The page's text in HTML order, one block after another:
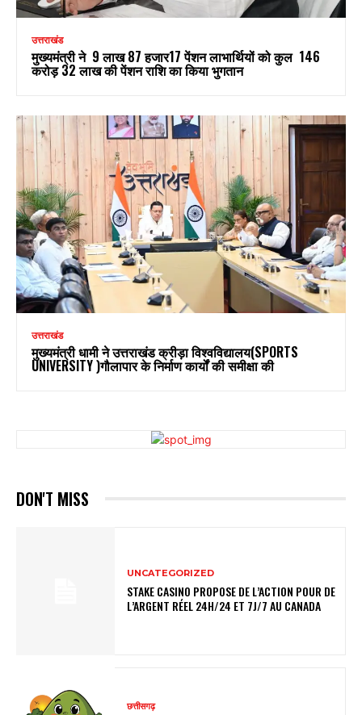
उत्तराखंड
मुख्यमंत्री ने 9 लाख 87 हजार17 पेंशन लाभार्थियों को कुल ₹ 146
करोड़ 32 लाख की पेंशन राशि का किया भुगतान
उत्तराखंड
मुख्यमंत्री धामी ने उत्तराखंड क्रीड़ा विश्वविद्यालय(SPORTS
UNIVERSITY )गौलापार के निर्माण कार्यों की समीक्षा की
DON'T MISS
UNCATEGORIZED
STAKE CASINO PROPOSE DE L’ACTION POUR DE
L’ARGENT RÉEL 24H/24 ET 7J/7 AU CANADA
छत्तीसगढ़